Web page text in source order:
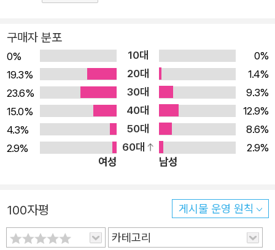
말하는바 날씨가 됨으로써 안개가 자유를 빼앗겼듯 일층 역
시 그 정의에 따라 ‘여러 층으로 된 것의 맨 첫째 층’을 뜻하
는 ‘일층’이 되는 순간 자유를 박탈당할 것이기 때문이다. 즉
정의함으로써 그 대상은 하나의 의미로 고정되고 구속되는
것이다. 때문에 정영효는 ‘자유를 박탈당하기’ 전의 상태를
골똘히 응시하는 것인지도 모른다. 그런가 하면 “거기가 어
디냐고 물어보면 나타난다”는 시의 첫 문장을 통해 우리는
시가 지시하는 것이 이미 존재하는 보통명사로서의 일층이
을 확인할 수 있는데, 이와 관련해 시집의 제목을 담고 있는
시 「아직은 모른다」를 눈여겨볼 수 있다. 울타리를 넘기 전까
지 염소는 온순했다 의심하기 전까지 거짓은 단순했다 무서
구매자 분포
0% 10대
0%
19.3%
20대
1.4%
23.6%
30대
9.3%
15.0%
40대
12.9%
4.3%
50대
8.6%
2.9%
60대 2.9%
여성 남성
100자평 게시물 운영 원칙
카테고리